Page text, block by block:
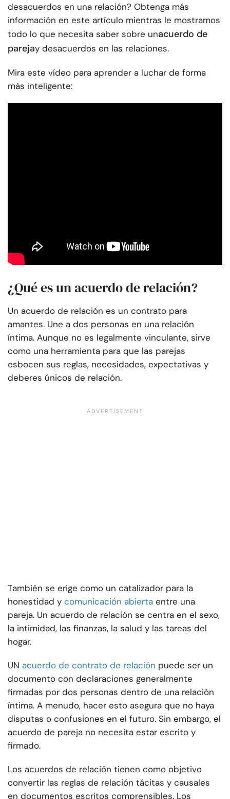
desacuerdos en una relación? Obtenga más
información en este artículo mientras le mostramos
todo lo que necesita saber sobre unacuerdo de
parejay desacuerdos en las relaciones.
Mira este vídeo para aprender a luchar de forma
más inteligente:
¿Qué es un acuerdo de relación?
Un acuerdo de relación es un contrato para
amantes. Une a dos personas en una relación
íntima. Aunque no es legalmente vinculante, sirve
como una herramienta para que las parejas
esbocen sus reglas, necesidades, expectativas y
deberes únicos de relación.
También se erige como un catalizador para la
honestidad y comunicación abierta entre una
pareja. Un acuerdo de relación se centra en el sexo,
la intimidad, las finanzas, la salud y las tareas del
hogar.
UN acuerdo de contrato de relación puede ser un
documento con declaraciones generalmente
firmadas por dos personas dentro de una relación
íntima. A menudo, hacer esto asegura que no haya
disputas o confusiones en el futuro. Sin embargo, el
acuerdo de pareja no necesita estar escrito y
firmado.
Los acuerdos de relación tienen como objetivo
convertir las reglas de relación tácitas y causales
en documentos escritos comprensibles. Los